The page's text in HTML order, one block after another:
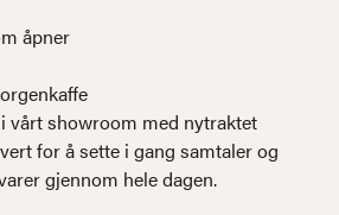
åpner
vårt showroom med nytraktet
for å sette i gang samtaler og
gjennom hele dagen.